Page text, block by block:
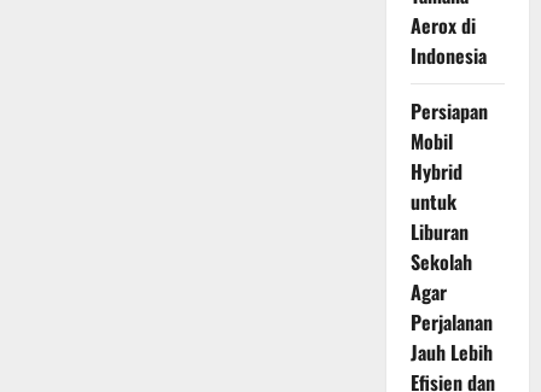
Aerox di
Indonesia
Persiapan
Mobil
Hybrid
untuk
Liburan
Sekolah
Agar
Perjalanan
Jauh Lebih
Efisien dan